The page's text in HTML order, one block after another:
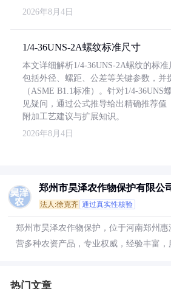
2026年8月4日
1/4-36UNS-2A螺纹标准尺寸
本文详细解析1/4-36UNS-2A螺纹的标准
包括外径、螺距、公差等关键参数，并
（ASME B1.1标准）。针对1/4-36UNS
见疑问，通过公式推导给出精确推荐值
附加工艺建议与扩展知识。
2026年8月4日
郑州市昊泽农作物保护有限公
法人:徐克齐 通过真实性核验
郑州市昊泽农作物保护，位于河南郑州惠
营多种农资产品，专业权威，经验丰富，
热门文章